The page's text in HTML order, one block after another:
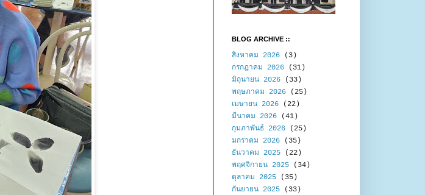
BLOG ARCHIVE ::
สิงหาคม 2026 (3)
กรกฎาคม 2026 (31)
มิถุนายน 2026 (33)
พฤษภาคม 2026 (25)
เมษายน 2026 (22)
มีนาคม 2026 (41)
กุมภาพันธ์ 2026 (25)
มกราคม 2026 (35)
ธันวาคม 2025 (22)
พฤศจิกายน 2025 (34)
ตุลาคม 2025 (35)
กันยายน 2025 (33)